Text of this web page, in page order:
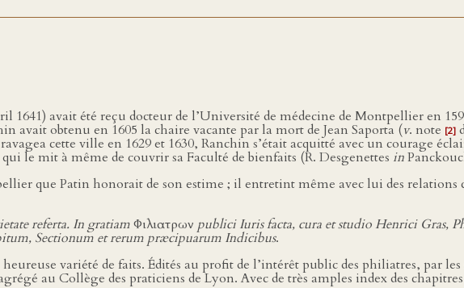
1641) avait été reçu docteur de l’Université de médecine de Montpellier en
avait obtenu en 1605 la chaire vacante par la mort de Jean Saporta (v. note [2]
cette ville en 1629 et 1630, Ranchin s’était acquitté avec un courage
le mit à même de couvrir sa Faculté de bienfaits (R. Desgenettes in
que Patin honorait de son estime ; il entretint même avec lui des relations
referta. In gratiamΦιλιατρων publici Iuris facta, cura et studio Henrici Gras,
Sectionum et rerum præcipuarum Indicibus.
variété de faits. Édités au profit de l’intérêt public des philiatres, par
au Collège des praticiens de Lyon. Avec de très amples index des